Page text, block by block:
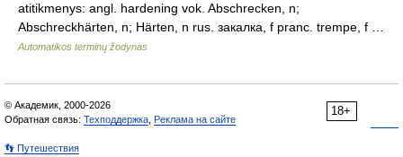
atitikmenys: angl. hardening vok. Abschrecken, n;
Abschreckhärten, n; Härten, n rus. закалка, f pranc. trempe, f …
Automatikos terminų žodynas
18+
© Академик, 2000-2026
Обратная связь: Техподдержка Реклама на сайте
👣 Путешествия